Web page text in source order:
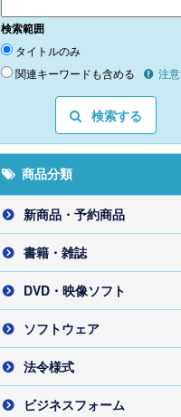
検索範囲
タイトルのみ
関連キーワードも含める
注意
検索する
商品分類
新商品・予約商品
書籍・雑誌
DVD・映像ソフト
ソフトウェア
法令様式
ビジネスフォーム